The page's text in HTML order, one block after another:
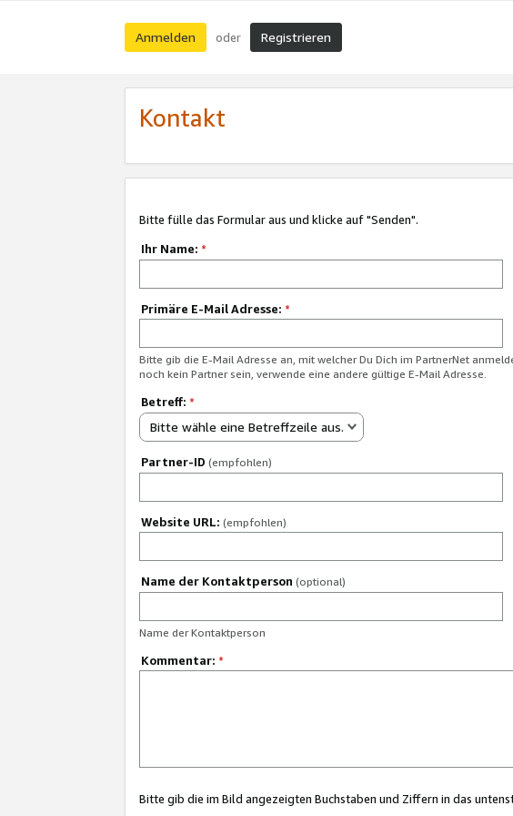
Anmelden oder Registrieren
Kontakt
Bitte fülle das Formular aus und klicke auf "Senden".
Ihr Name: *
Primäre E-Mail Adresse: *
Bitte gib die E-Mail Adresse an, mit welcher Du Dich im PartnerNet
noch kein Partner sein, verwende eine andere gültige E-Mail Adresse.
Betreff: *
Bitte wähle eine Betreffzeile aus.
Partner-ID (empfohlen)
Website URL: (empfohlen)
Name der Kontaktperson (optional)
Name der Kontaktperson
Kommentar: *
Bitte gib die im Bild angezeigten Buchstaben und Ziffern in das